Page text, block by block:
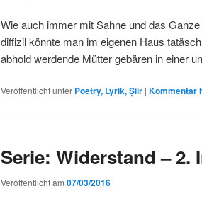
Wie auch immer mit Sahne und das
diffizil könnte man im eigenen Haus
abhold werdende Mütter gebären in einer
Veröffentlicht unter Poetry, Lyrik, Șiir | Kommentar
Serie: Widerstand – 2.
Veröffentlicht am 07/03/2016